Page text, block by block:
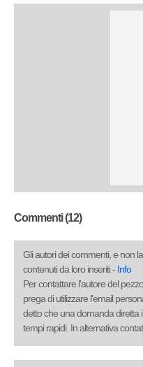
Commenti (12)
Gli autori dei commenti, e non
contenuti da loro inseriti - Info
Per contattare l'autore del
prega di utilizzare l'email
detto che una domanda diretta
tempi rapidi. In alternativa